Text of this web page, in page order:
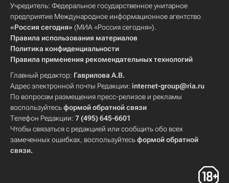
Учредитель: Федеральное государственное унитарное
предприятие Международное информационное агентство
«Россия сегодня» (МИА «Россия сегодня»).
Правила использования материалов
Политика конфиденциальности
Правила применения рекомендательных технологий
Главный редактор: Гаврилова А.В.
Адрес электронной почты Редакции: internet-group@ria.ru
По вопросам размещения пресс-релизов и рекламы
воспользуйтесьформой обратной связи
Телефон Редакции: 7 (495) 645-6601
Чтобы связаться с редакцией или сообщить обо всех
замеченных ошибках, воспользуйтесьформой обратной
связи.